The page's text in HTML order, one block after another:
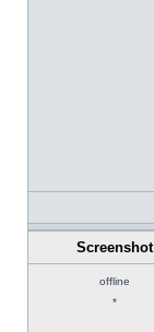
Screenshot
offline
*